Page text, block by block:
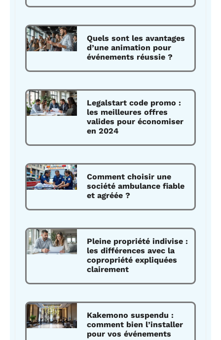
Quels sont les avantages
d’une animation pour
événements réussie ?
Legalstart code promo :
les meilleures offres
valides pour économiser
en 2024
Comment choisir une
société ambulance fiable
et agréée ?
Pleine propriété indivise :
les différences avec la
copropriété expliquées
clairement
Kakemono suspendu :
comment bien l’installer
pour vos événements